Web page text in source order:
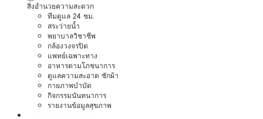
สิ่งอำนวยความสะดวก
ทีมดูแล 24 ชม.
สระว่ายน้ำ
พยาบาลวิชาชีพ
กล้องวงจรปิด
แพทย์เฉพาะทาง
อาหารตามโภชนาการ
ดูแลความสะอาด ซักผ้า
กายภาพบำบัด
กิจกรรมนันทนาการ
รายงานข้อมูลสุขภาพ